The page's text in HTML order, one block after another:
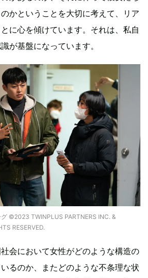
かということを大切に考えて、リア
に心を傾けています。それは、私自
が基盤になっています。
グ ©2023 TWINPLUS PARTNERS INC. &
RESERVED.
社会において女性がどのような構造の
るのか、またどのような不条理な状